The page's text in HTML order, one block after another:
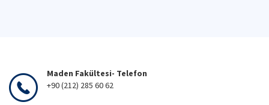
Maden Fakültesi- Telefon
+90 (212) 285 60 62